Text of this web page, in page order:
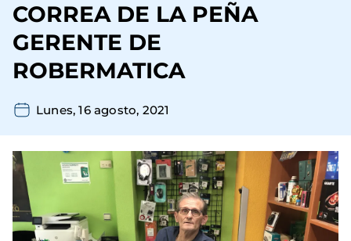
CORREA DE LA PEÑA
GERENTE DE
ROBERMATICA
Lunes, 16 agosto, 2021